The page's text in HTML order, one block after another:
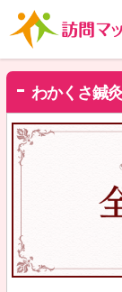
わかくさ鍼